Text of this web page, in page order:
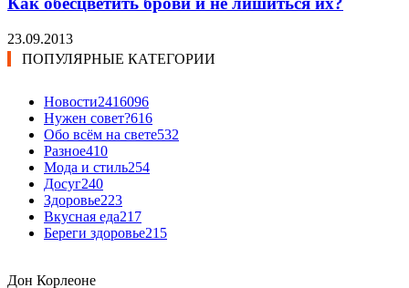
23.09.2013
ПОПУЛЯРНЫЕ КАТЕГОРИИ
Новости2416096
Нужен совет?616
Обо всём на свете532
Разное410
Мода и стиль254
Досуг240
Здоровье223
Вкусная еда217
Береги здоровье215
Дон Корлеоне